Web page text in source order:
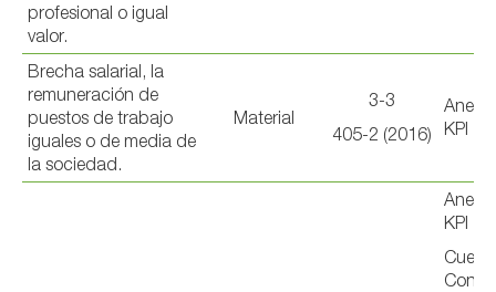
profesional o igual
valor.
Brecha salarial, la
remuneración de
puestos de trabajo
iguales o de media de
la sociedad.
Material
3-3
405-2 (2016)
KPI
KPI